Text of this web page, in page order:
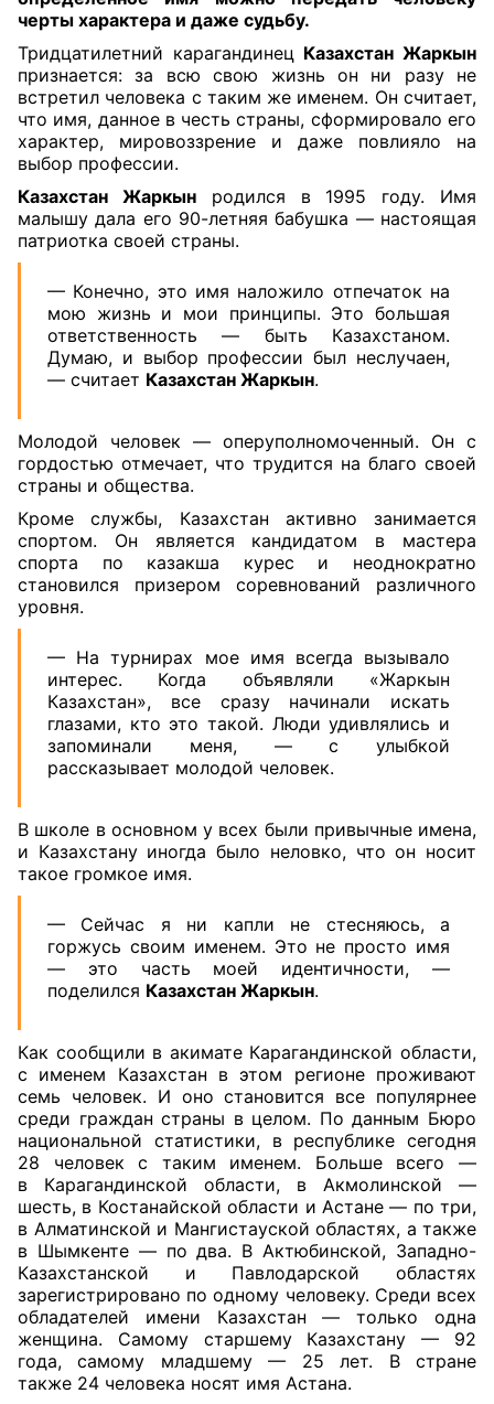
черты характера и даже судьбу.
Тридцатилетний карагандинец Казахстан Жаркын
признается: за всю свою жизнь он ни разу не
встретил человека с таким же именем. Он считает,
что имя, данное в честь страны, сформировало его
характер, мировоззрение и даже повлияло на
выбор профессии.
Казахстан Жаркынродился в 1995 году. Имя
малышу дала его 90-летняя бабушка — настоящая
патриотка своей страны.
— Конечно, это имя наложило отпечаток на
мою жизнь и мои принципы. Это большая
ответственность — быть Казахстаном.
Думаю, и выбор профессии был неслучаен,
— считает Казахстан Жаркын.
Молодой человек — оперуполномоченный. Он с
гордостью отмечает, что трудится на благо своей
страны и общества.
Кроме службы, Казахстан активно занимается
спортом. Он является кандидатом в мастера
спорта по казакша курес и неоднократно
становился призером соревнований различного
уровня.
— На турнирах мое имя всегда вызывало
интерес. Когда объявляли «Жаркын
Казахстан», все сразу начинали искать
глазами, кто это такой. Люди удивлялись и
запоминали меня, — с улыбкой
рассказывает молодой человек.
В школе в основном у всех были привычные имена,
и Казахстану иногда было неловко, что он носит
такое громкое имя.
— Сейчас я ни капли не стесняюсь, а
горжусь своим именем. Это не просто имя
— это часть моей идентичности, —
поделился Казахстан Жаркын.
Как сообщили в акимате Карагандинской области,
с именем Казахстан в этом регионе проживают
семь человек. И оно становится все популярнее
среди граждан страны в целом. По данным Бюро
национальной статистики, в республике сегодня
28 человек с таким именем. Больше всего —
в Карагандинской области, в Акмолинской —
шесть, в Костанайской области и Астане — по три,
в Алматинской и Мангистауской областях, а также
в Шымкенте — по два. В Актюбинской, Западно-
Казахстанской и Павлодарской областях
зарегистрировано по одному человеку. Среди всех
обладателей имени Казахстан — только одна
женщина. Самому старшему Казахстану — 92
года, самому младшему — 25 лет. В стране
также 24 человека носят имя Астана.